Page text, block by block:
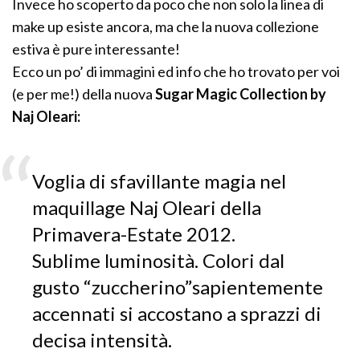
Invece ho scoperto da poco che non solo la linea di
make up esiste ancora, ma che la nuova collezione
estiva è pure interessante!
Ecco un po’ di immagini ed info che ho trovato per voi
(e per me!) della nuovaSugar Magic Collection by
Naj Oleari:
Voglia di sfavillante magia nel
maquillage Naj Oleari della
Primavera-Estate 2012.
Sublime luminosità. Colori dal
gusto “zuccherino”sapientemente
accennati si accostano a sprazzi di
decisa intensità.